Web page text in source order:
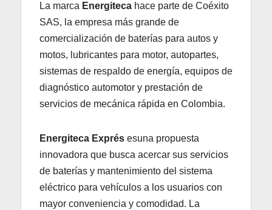
La marca Energiteca hace parte de Coéxito
SAS, la empresa más grande de
comercialización de baterías para autos y
motos, lubricantes para motor, autopartes,
sistemas de respaldo de energía, equipos de
diagnóstico automotor y prestación de
servicios de mecánica rápida en Colombia.
Energiteca Exprés esuna propuesta
innovadora que busca acercar sus servicios
de baterías y mantenimiento del sistema
eléctrico para vehículos a los usuarios con
mayor conveniencia y comodidad. La